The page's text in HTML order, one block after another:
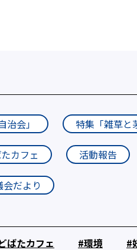
治会」 特集「雑草と
カフェ 活動報告
だより
ばたカフェ 環境